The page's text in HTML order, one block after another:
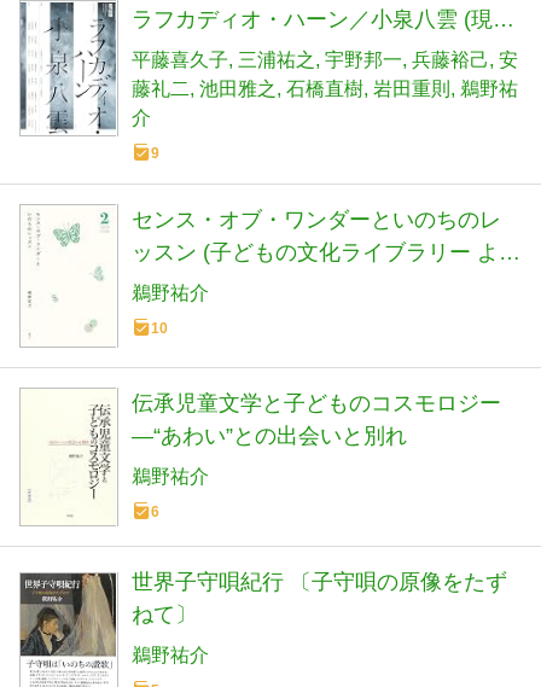
ラフカディオ・ハーン／小泉八雲 (現代
思想11月臨時増刊号 2025(vol.53-13))
平藤喜久子 三浦祐之 宇野邦一 兵藤裕己 安
藤礼二 池田雅之 石橋直樹 岩田重則
鵜野祐
介
9
センス・オブ・ワンダーといのちのレ
ッスン (子どもの文化ライブラリー より
よく生きる 2)
鵜野祐介
10
伝承児童文学と子どものコスモロジー
―“あわい”との出会いと別れ
鵜野祐介
6
世界子守唄紀行 〔子守唄の原像をたず
ねて〕
鵜野祐介